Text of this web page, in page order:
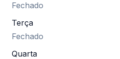
Fechado
Terça
Fechado
Quarta